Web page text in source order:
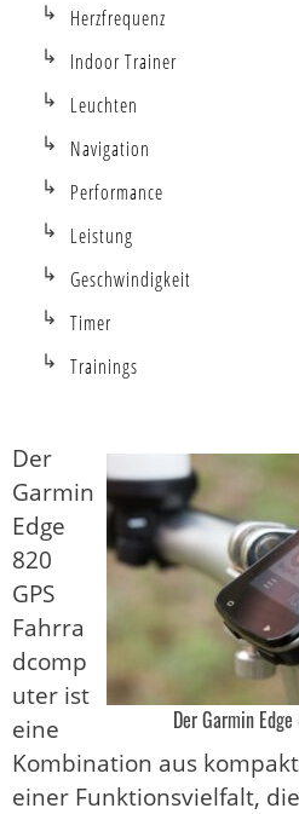
Der Garmin
Der
Garmin
Edge
820
GPS
Fahrra
dcomp
uter ist
eine
Kombination aus
einer Funktionsvielfalt,
Herzfrequenz
Indoor Trainer
Leuchten
Navigation
Performance
Leistung
Geschwindigkeit
Timer
Trainings